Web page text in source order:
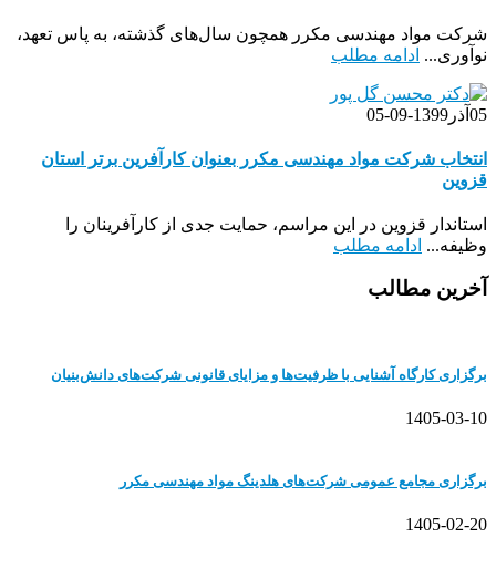
شرکت مواد مهندسی مکرر همچون سال‌های گذشته، به پاس تعهد،
نوآوری... ادامه مطلب
05 آذر 1399-09-05
انتخاب شرکت مواد مهندسی مکرر بعنوان کارآفرین برتر استان
قزوین
استاندار قزوین در این مراسم، حمایت جدی از کارآفرینان را
وظیفه... ادامه مطلب
آخرین مطالب
برگزاری کارگاه آشنایی با ظرفیت‌ها و مزایای قانونی شرکت‌های دانش‌بنیان
1405-03-10
برگزاری مجامع عمومی شرکت‌های هلدینگ مواد مهندسی مکرر
1405-02-20